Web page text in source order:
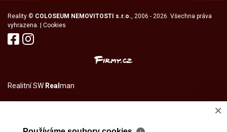
Reality © COLOSEUM NEMOVITOSTI s.r.o., 2006 - 2026. Všechna práva
vyhrazena. | Cookies
Realitní SW Real man
×